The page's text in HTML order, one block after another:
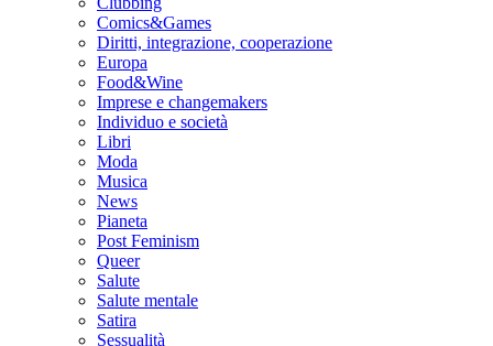
Comics&Games
Diritti, integrazione, cooperazione
Europa
Food&Wine
Imprese e changemakers
Individuo e società
Libri
Moda
Musica
News
Pianeta
Post Feminism
Queer
Salute
Salute mentale
Satira
Sessualità